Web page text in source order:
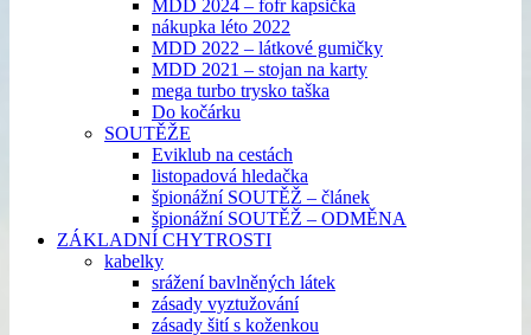
MDD 2024 – fofr kapsička
nákupka léto 2022
MDD 2022 – látkové gumičky
MDD 2021 – stojan na karty
mega turbo trysko taška
Do kočárku
SOUTĚŽE
Eviklub na cestách
listopadová hledačka
špionážní SOUTĚŽ – článek
špionážní SOUTĚŽ – ODMĚNA
ZÁKLADNÍ CHYTROSTI
kabelky
srážení bavlněných látek
zásady vyztužování
zásady šití s koženkou